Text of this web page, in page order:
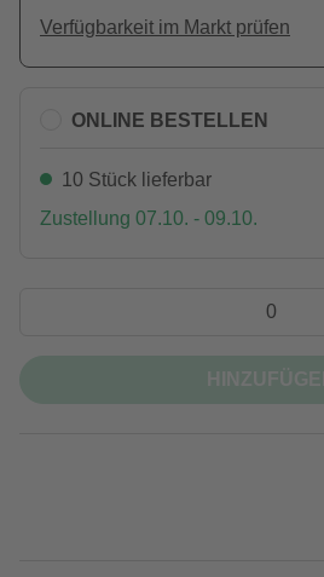
Verfügbarkeit im Markt prüfen
ONLINE BESTELLEN
10 Stück lieferbar
Zustellung 07.10. - 09.10.